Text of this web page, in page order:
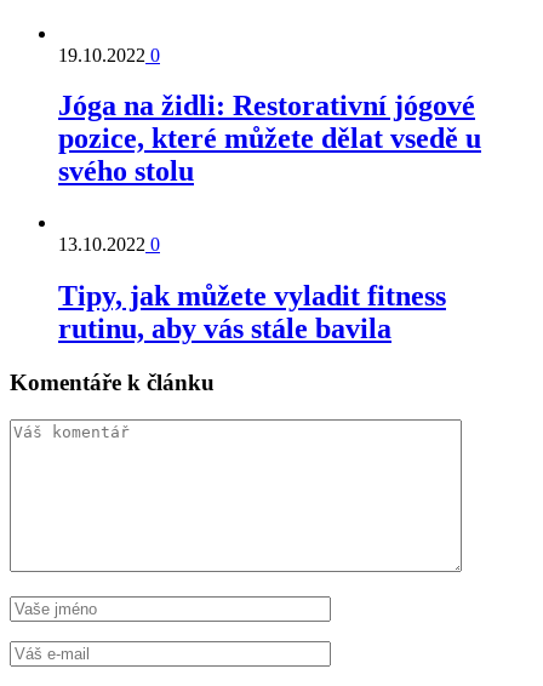
19.10.2022 0
Jóga na židli: Restorativní jógové
pozice, které můžete dělat vsedě u
svého stolu
13.10.2022 0
Tipy, jak můžete vyladit fitness
rutinu, aby vás stále bavila
Komentáře k článku